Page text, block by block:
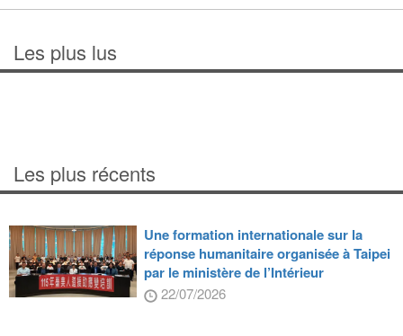
Les plus lus
Les plus récents
Une formation internationale sur la
réponse humanitaire organisée à Taipei
par le ministère de l’Intérieur
22/07/2026